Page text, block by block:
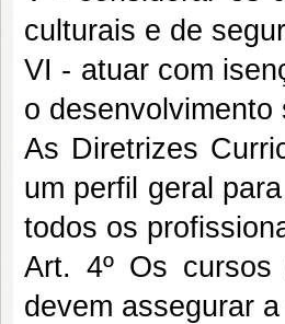
culturais e de
VI - atuar com
o desenvolvimento
As Diretrizes
um perfil geral
todos os
Art. 4º Os cursos
devem assegurar